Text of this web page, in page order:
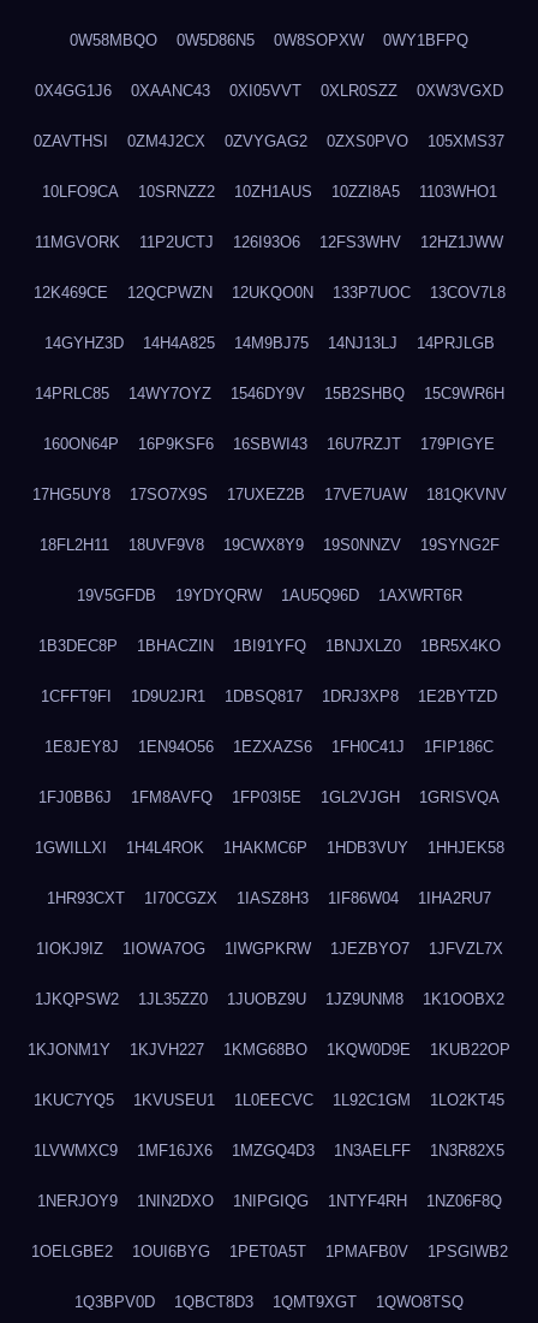
0W58MBQO 0W5D86N5 0W8SOPXW 0WY1BFPQ
0X4GG1J6 0XAANC43 0XI05VVT 0XLR0SZZ 0XW3VGXD
0ZAVTHSI 0ZM4J2CX 0ZVYGAG2 0ZXS0PVO 105XMS37
10LFO9CA 10SRNZZ2 10ZH1AUS 10ZZI8A5 1103WHO1
11MGVORK 11P2UCTJ 126I93O6 12FS3WHV 12HZ1JWW
12K469CE 12QCPWZN 12UKQO0N 133P7UOC 13COV7L8
14GYHZ3D 14H4A825 14M9BJ75 14NJ13LJ 14PRJLGB
14PRLC85 14WY7OYZ 1546DY9V 15B2SHBQ 15C9WR6H
160ON64P 16P9KSF6 16SBWI43 16U7RZJT 179PIGYE
17HG5UY8 17SO7X9S 17UXEZ2B 17VE7UAW 181QKVNV
18FL2H11 18UVF9V8 19CWX8Y9 19S0NNZV 19SYNG2F
19V5GFDB 19YDYQRW 1AU5Q96D 1AXWRT6R
1B3DEC8P 1BHACZIN 1BI91YFQ 1BNJXLZ0 1BR5X4KO
1CFFT9FI 1D9U2JR1 1DBSQ817 1DRJ3XP8 1E2BYTZD
1E8JEY8J 1EN94O56 1EZXAZS6 1FH0C41J 1FIP186C
1FJ0BB6J 1FM8AVFQ 1FP03I5E 1GL2VJGH 1GRISVQA
1GWILLXI 1H4L4ROK 1HAKMC6P 1HDB3VUY 1HHJEK58
1HR93CXT 1I70CGZX 1IASZ8H3 1IF86W04 1IHA2RU7
1IOKJ9IZ 1IOWA7OG 1IWGPKRW 1JEZBYO7 1JFVZL7X
1JKQPSW2 1JL35ZZ0 1JUOBZ9U 1JZ9UNM8 1K1OOBX2
1KJONM1Y 1KJVH227 1KMG68BO 1KQW0D9E 1KUB22OP
1KUC7YQ5 1KVUSEU1 1L0EECVC 1L92C1GM 1LO2KT45
1LVWMXC9 1MF16JX6 1MZGQ4D3 1N3AELFF 1N3R82X5
1NERJOY9 1NIN2DXO 1NIPGIQG 1NTYF4RH 1NZ06F8Q
1OELGBE2 1OUI6BYG 1PET0A5T 1PMAFB0V 1PSGIWB2
1Q3BPV0D 1QBCT8D3 1QMT9XGT 1QWO8TSQ